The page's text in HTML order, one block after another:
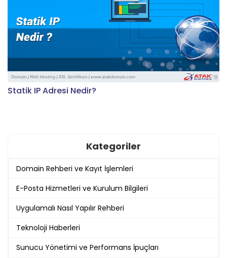
Statik IP Adresi Nedir?
Kategoriler
Domain Rehberi ve Kayıt İşlemleri
E-Posta Hizmetleri ve Kurulum Bilgileri
Uygulamalı Nasıl Yapılır Rehberi
Teknoloji Haberleri
Sunucu Yönetimi ve Performans İpuçları